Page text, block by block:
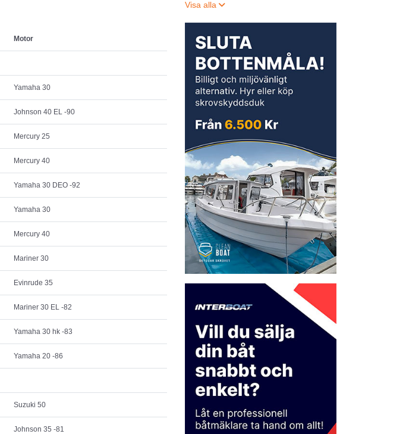
Motor
Yamaha 30
Johnson 40 EL -90
Mercury 25
Mercury 40
Yamaha 30 DEO -92
Yamaha 30
Mercury 40
Mariner 30
Evinrude 35
Mariner 30 EL -82
Yamaha 30 hk -83
Yamaha 20 -86
Suzuki 50
Johnson 35 -81